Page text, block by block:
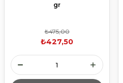
gr
₺475,00
₺427,50